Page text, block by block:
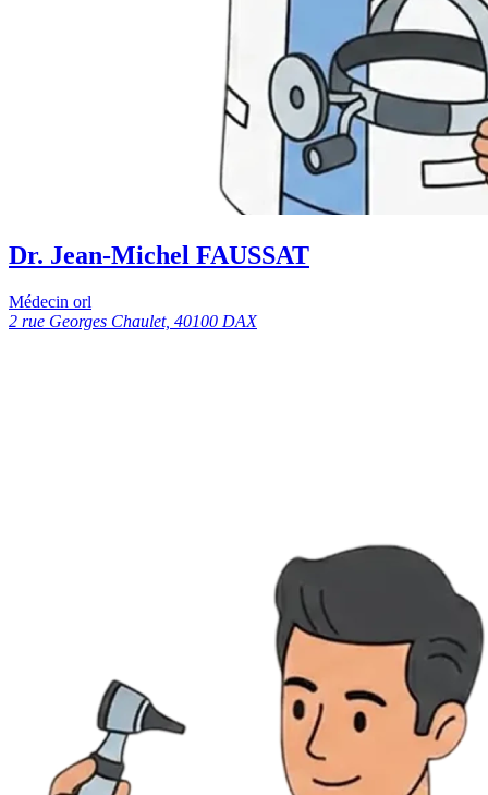
Dr. Jean-Michel FAUSSAT
Médecin orl
2 rue Georges Chaulet, 40100 DAX